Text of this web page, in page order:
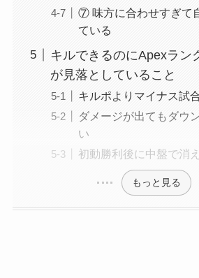
⑦ 味方に合わせすぎて
ている
キルできるのにApexラン
が見落としていること
キルポよりマイナス試
ダメージが出てもダウ
い
初動勝利後に中盤で消
もっと見る